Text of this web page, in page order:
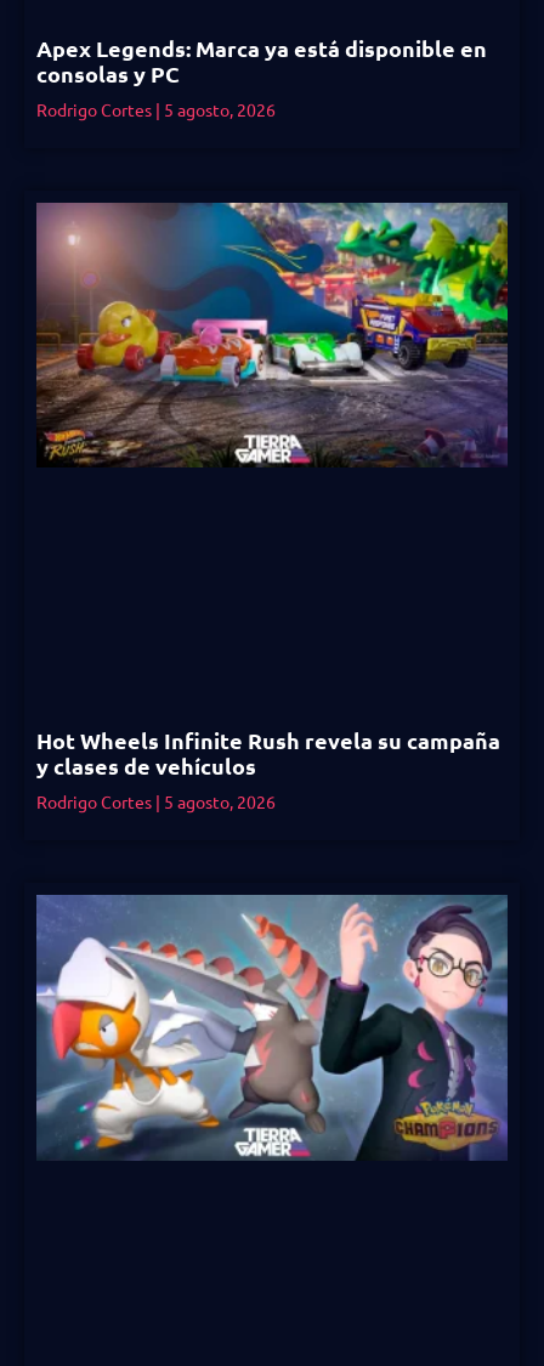
Apex Legends: Marca ya está disponible en
consolas y PC
Rodrigo Cortes 5 agosto, 2026
Hot Wheels Infinite Rush revela su campaña
y clases de vehículos
Rodrigo Cortes 5 agosto, 2026